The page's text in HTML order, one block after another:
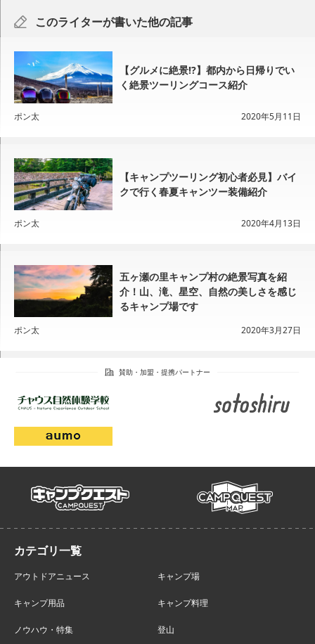
このライターが書いた他の記事
【グルメに絶景!?】都内から日帰りでい
く絶景ツーリングコース紹介
ポン太 2020年5月11日
【キャンプツーリング初心者必見】バイ
クで行く春夏キャンツー装備紹介
ポン太 2020年4月13日
五ヶ瀬の里キャンプ村の絶景写真を紹
介！山、滝、星空、自然の美しさを感じ
るキャンプ場です
ポン太 2020年3月27日
campquest campmap
アウトドアニュース キャンプ場
キャンプ用品 キャンプ料理
ノウハウ・特集 登山